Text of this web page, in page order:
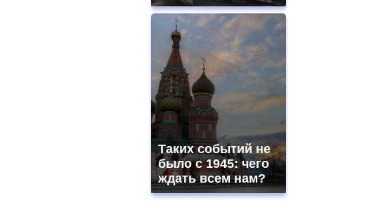
Таких событий не
было с 1945: чего
ждать всем нам?